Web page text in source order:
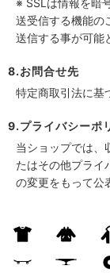
送受信する機能の
送信する事が可能
8.お問合せ先
特定商取引法に基
9.プライバシーポ
当ショップでは、
たはその他プライ
の変更をもって公